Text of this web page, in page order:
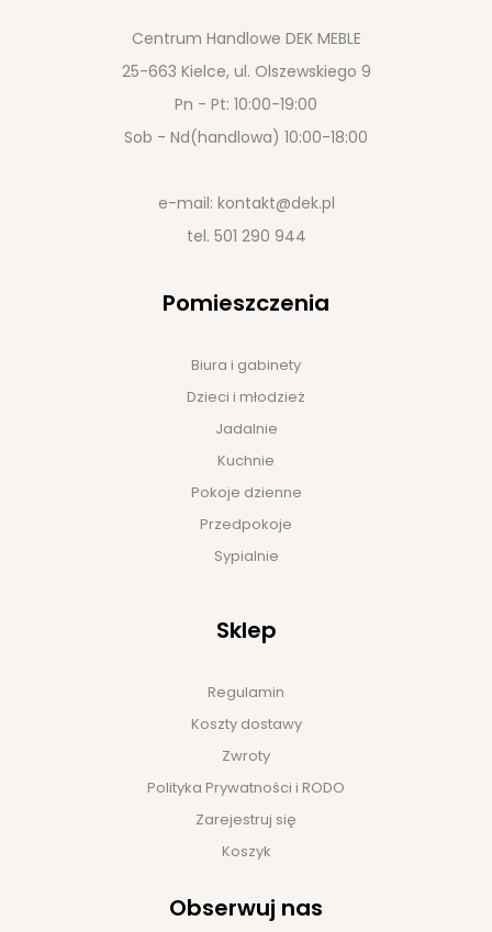
Centrum Handlowe DEK MEBLE
25-663 Kielce, ul. Olszewskiego 9
Pn - Pt: 10:00-19:00
Sob - Nd(handlowa) 10:00-18:00
e-mail: kontakt@dek.pl
tel. 501 290 944
Pomieszczenia
Biura i gabinety
Dzieci i młodzież
Jadalnie
Kuchnie
Pokoje dzienne
Przedpokoje
Sypialnie
Sklep
Regulamin
Koszty dostawy
Zwroty
Polityka Prywatności i RODO
Zarejestruj się
Koszyk
Obserwuj nas